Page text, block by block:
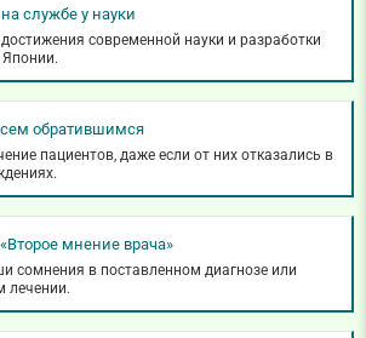
службе у науки
современной науки и разработки
обратившимся
пациентов, даже если от них отказались в
мнение врача»
сомнения в поставленном диагнозе или
лечении.